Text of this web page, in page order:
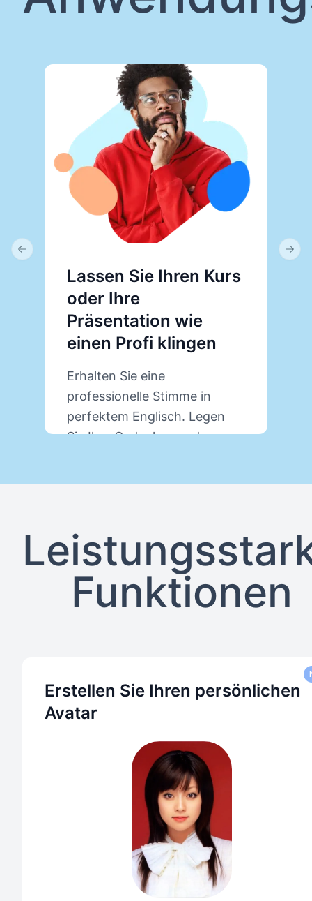
Lassen Sie Ihren Kurs
oder Ihre
Präsentation wie
einen Profi klingen
Erhalten Sie eine
professionelle Stimme in
perfektem Englisch. Legen
Sie Ihre Gedanken und
Previous slide
Funktionen
Erstellen Sie Ihren persönlichen
Avatar